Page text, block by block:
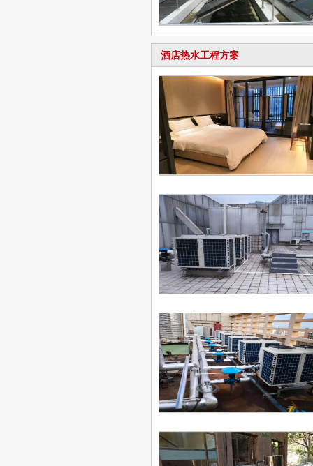
酒店热水工程方案